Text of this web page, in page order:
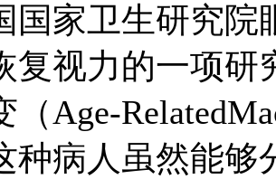
卫生研究院
复视力的一项研
（Age-
种病人虽然能够